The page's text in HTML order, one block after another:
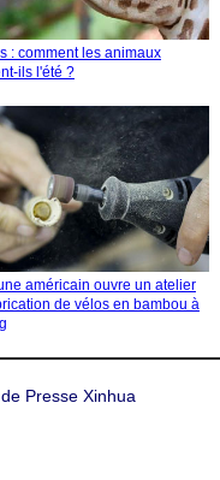
: comment les animaux
ils l'été ?
américain ouvre un atelier
de vélos en bambou à
Presse Xinhua